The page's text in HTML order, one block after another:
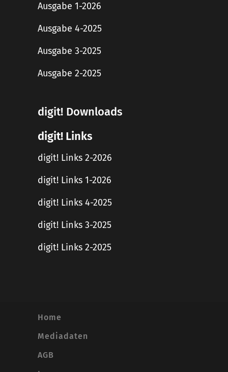
Ausgabe 1-2026
Ausgabe 4-2025
Ausgabe 3-2025
Ausgabe 2-2025
digit! Downloads
digit! Links
digit! Links 2-2026
digit! Links 1-2026
digit! Links 4-2025
digit! Links 3-2025
digit! Links 2-2025
Home
Mediadaten
AGB